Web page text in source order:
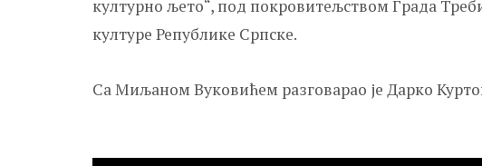
културно љето“, под покровитељством Града
културе Републике Српске.
Са Миљаном Вуковићем разговарао је Дарко